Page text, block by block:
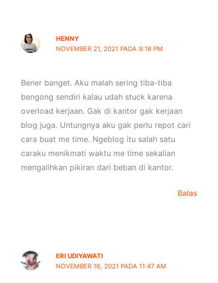
HENNY
NOVEMBER 21, 2021 PADA 9:18 PM
Bener banget. Aku malah sering tiba-tiba
bengong sendiri kalau udah stuck karena
overload kerjaan. Gak di kantor gak kerjaan
blog juga. Untungnya aku gak perlu repot cari
cara buat me time. Ngeblog itu salah satu
caraku menikmati waktu me time sekalian
mengalihkan pikiran dari beban di kantor.
Balas
ERI UDIYAWATI
NOVEMBER 16, 2021 PADA 11:47 AM